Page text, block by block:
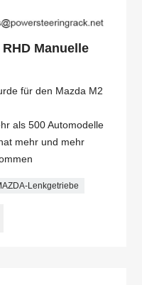
RHD Manuelle
für den Mazda M2
als 500 Automodelle
mehr und mehr
Lenkgetriebe